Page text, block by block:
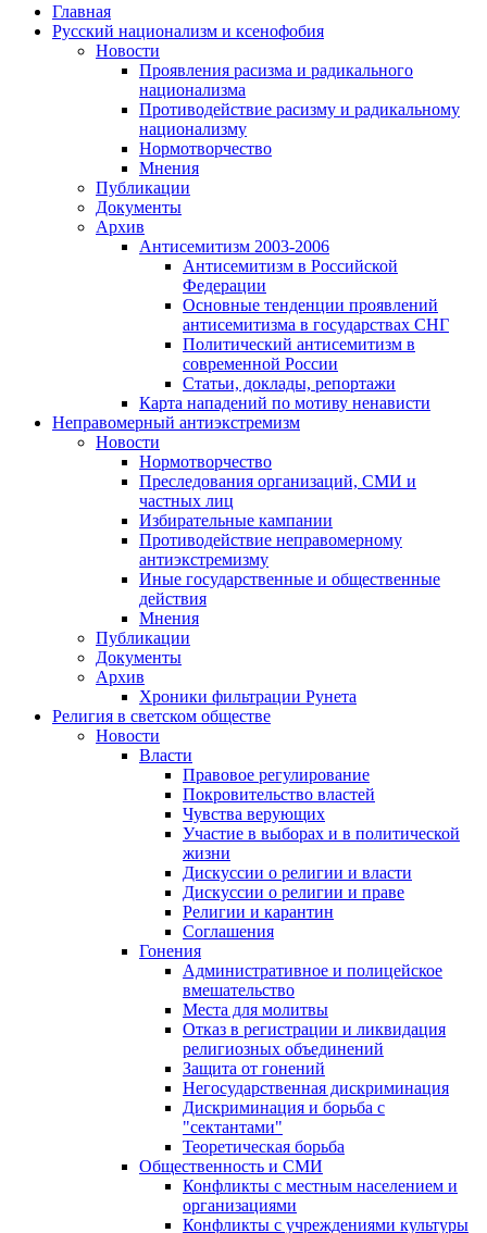
Главная
Русский национализм и ксенофобия
Новости
Проявления расизма и радикального
национализма
Противодействие расизму и радикальному
национализму
Нормотворчество
Мнения
Публикации
Документы
Архив
Антисемитизм 2003-2006
Антисемитизм в Российской
Федерации
Основные тенденции проявлений
антисемитизма в государствах СНГ
Политический антисемитизм в
современной России
Статьи, доклады, репортажи
Карта нападений по мотиву ненависти
Неправомерный антиэкстремизм
Новости
Нормотворчество
Преследования организаций, СМИ и
частных лиц
Избирательные кампании
Противодействие неправомерному
антиэкстремизму
Иные государственные и общественные
действия
Мнения
Публикации
Документы
Архив
Хроники фильтрации Рунета
Религия в светском обществе
Новости
Власти
Правовое регулирование
Покровительство властей
Чувства верующих
Участие в выборах и в политической
жизни
Дискуссии о религии и власти
Дискуссии о религии и праве
Религии и карантин
Соглашения
Гонения
Административное и полицейское
вмешательство
Места для молитвы
Отказ в регистрации и ликвидация
религиозных объединений
Защита от гонений
Негосударственная дискриминация
Дискриминация и борьба с
"сектантами"
Теоретическая борьба
Общественность и СМИ
Конфликты с местным населением и
организациями
Конфликты с учреждениями культуры